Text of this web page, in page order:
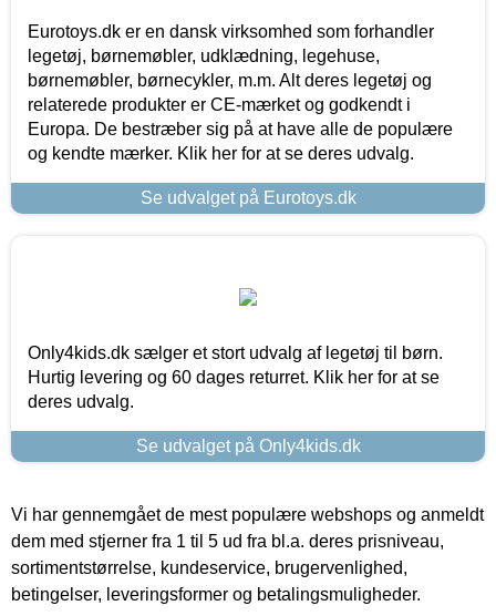
Eurotoys.dk er en dansk virksomhed som forhandler
legetøj, børnemøbler, udklædning, legehuse,
børnemøbler, børnecykler, m.m. Alt deres legetøj og
relaterede produkter er CE-mærket og godkendt i
Europa. De bestræber sig på at have alle de populære
og kendte mærker. Klik her for at se deres udvalg.
Se udvalget på Eurotoys.dk
Only4kids.dk sælger et stort udvalg af legetøj til børn.
Hurtig levering og 60 dages returret. Klik her for at se
deres udvalg.
Se udvalget på Only4kids.dk
Vi har gennemgået de mest populære webshops og anmeldt
dem med stjerner fra 1 til 5 ud fra bl.a. deres prisniveau,
sortimentstørrelse, kundeservice, brugervenlighed,
betingelser, leveringsformer og betalingsmuligheder.